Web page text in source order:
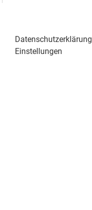
Datenschutzerklärung
Einstellungen